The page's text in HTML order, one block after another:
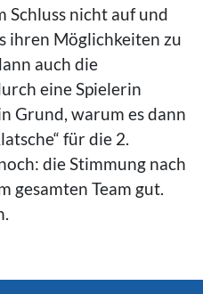
Schluss nicht auf und
ihren Möglichkeiten zu
auch die
eine Spielerin
Grund, warum es dann
für die 2.
die Stimmung nach
gesamten Team gut.